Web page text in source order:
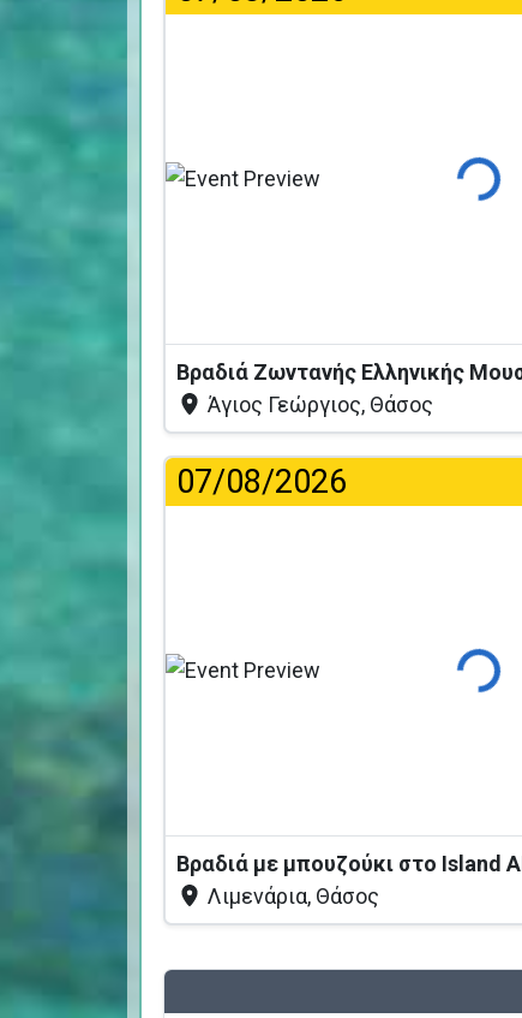
Άγιος Γεώργιος, Θάσος
07/08/2026
Βραδιά με μπουζούκι στο Island
Λιμενάρια, Θάσος